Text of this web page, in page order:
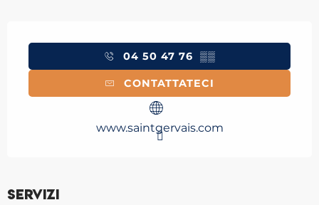
04 50 47 76 ▒▒
CONTATTATECI
www.saintgervais.com
Servizi